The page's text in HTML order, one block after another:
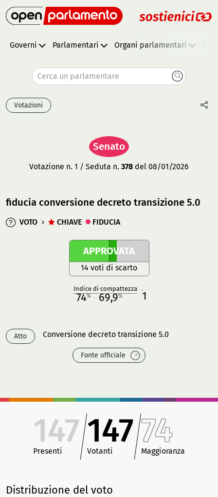
Governi Parlamentari Organi parlamentari
Cerca un parlamentare
Votazioni
Senato
Votazione n. 1 / Seduta n. 378 del 08/01/2026
fiducia conversione decreto transizione 5.0
VOTO CHIAVE FIDUCIA
APPROVATA
14 voti di scarto
Indice di compattezza
74% 69,9% 1
Atto Conversione decreto transizione 5.0
Fonte ufficiale
147
Presenti
147
Votanti
74
Maggioranza
Distribuzione del voto